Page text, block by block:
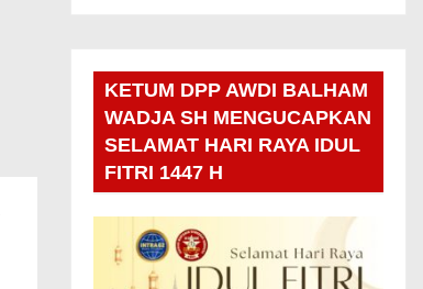
KETUM DPP AWDI BALHAM
WADJA SH MENGUCAPKAN
SELAMAT HARI RAYA IDUL
FITRI 1447 H